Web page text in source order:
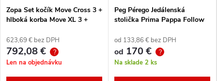
Zopa Set kočík Move Cross 3 +
hlboká korba Move XL 3 +
vlastného výberu + báza
623,69 € bez DPH
792,08 € ?
Len na objednávku
Peg Pérego Jedálenská
stolička Prima Pappa Follow
od 133,86 € bez DPH
od 170 € ?
Na sklade 2 ks